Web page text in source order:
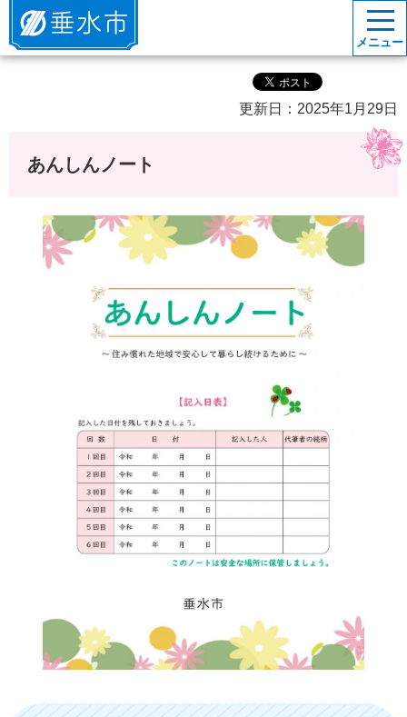
垂水市
メニュー
更新日：2025年1月29日
あんしんノート